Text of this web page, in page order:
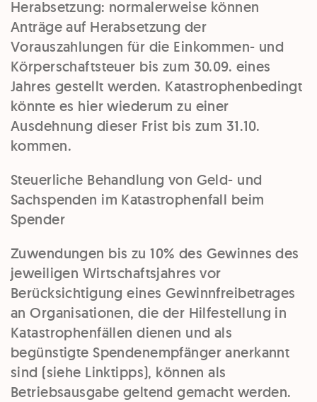
Herabsetzung: normalerweise können
Anträge auf Herabsetzung der
Vorauszahlungen für die Einkommen- und
Körperschaftsteuer bis zum 30.09. eines
Jahres gestellt werden. Katastrophenbedingt
könnte es hier wiederum zu einer
Ausdehnung dieser Frist bis zum 31.10.
kommen.
Steuerliche Behandlung von Geld- und
Sachspenden im Katastrophenfall beim
Spender
Zuwendungen bis zu 10% des Gewinnes des
jeweiligen Wirtschaftsjahres vor
Berücksichtigung eines Gewinnfreibetrages
an Organisationen, die der Hilfestellung in
Katastrophenfällen dienen und als
begünstigte Spendenempfänger anerkannt
sind (siehe Linktipps), können als
Betriebsausgabe geltend gemacht werden.